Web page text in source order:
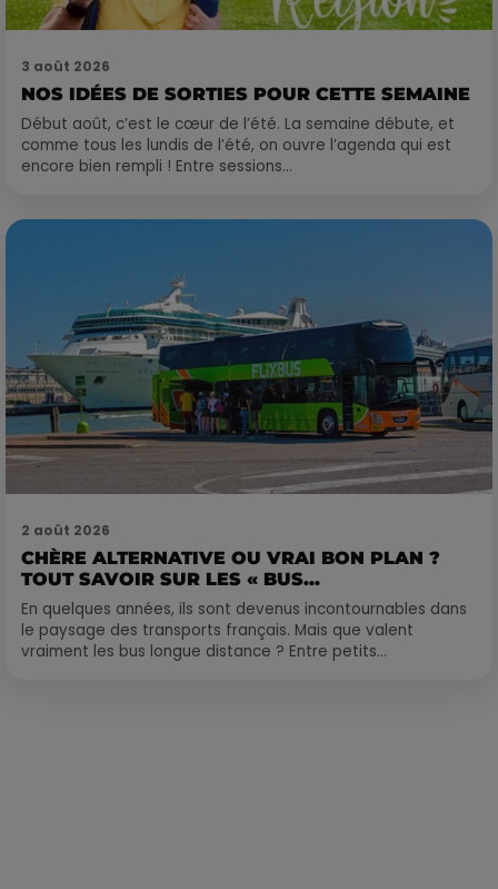
3 août 2026
NOS IDÉES DE SORTIES POUR CETTE SEMAINE
Début août, c’est le cœur de l’été. La semaine débute, et
comme tous les lundis de l’été, on ouvre l’agenda qui est
encore bien rempli ! Entre sessions...
2 août 2026
CHÈRE ALTERNATIVE OU VRAI BON PLAN ?
TOUT SAVOIR SUR LES « BUS...
En quelques années, ils sont devenus incontournables dans
le paysage des transports français. Mais que valent
vraiment les bus longue distance ? Entre petits...